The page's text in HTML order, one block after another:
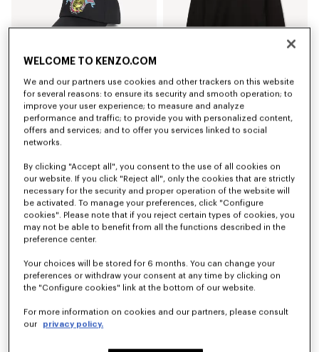
Casquette brodée 'KENZO Jumping Tiger' en coton
120 €
290 €
WELCOME TO KENZO.COM
We and our partners use cookies and other trackers on this website
for several reasons: to ensure its security and smooth operation; to
improve your user experience; to measure and analyze
performance and traffic; to provide you with personalized content,
offers and services; and to offer you services linked to social
networks.
By clicking "Accept all", you consent to the use of all cookies on
our website. If you click "Reject all", only the cookies that are strictly
necessary for the security and proper operation of the website will
be activated. To manage your preferences, click "Configure
cookies". Please note that if you reject certain types of cookies, you
may not be able to benefit from all the functions described in the
preference center.
Your choices will be stored for 6 months. You can change your
preferences or withdraw your consent at any time by clicking on
the "Configure cookies" link at the bottom of our website.
For more information on cookies and our partners, please consult
our
privacy policy.